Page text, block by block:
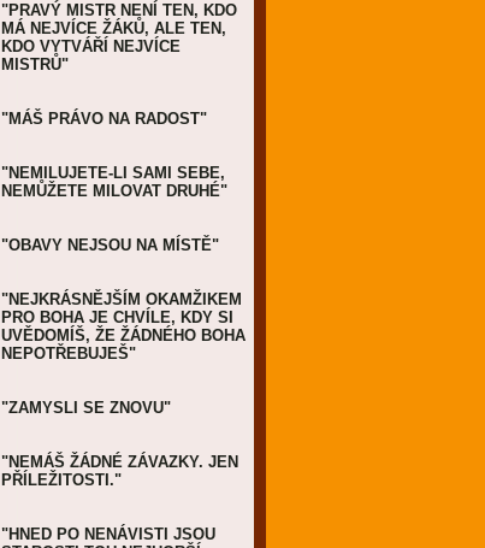
"PRAVÝ MISTR NENÍ TEN, KDO
MÁ NEJVÍCE ŽÁKŮ, ALE TEN,
KDO VYTVÁŘÍ NEJVÍCE
MISTRŮ"
"MÁŠ PRÁVO NA RADOST"
"NEMILUJETE-LI SAMI SEBE,
NEMŮŽETE MILOVAT DRUHÉ"
"OBAVY NEJSOU NA MÍSTĚ"
"NEJKRÁSNĚJŠÍM OKAMŽIKEM
PRO BOHA JE CHVÍLE, KDY SI
UVĚDOMÍŠ, ŽE ŽÁDNÉHO BOHA
NEPOTŘEBUJEŠ"
"ZAMYSLI SE ZNOVU"
"NEMÁŠ ŽÁDNÉ ZÁVAZKY. JEN
PŘÍLEŽITOSTI."
"HNED PO NENÁVISTI JSOU